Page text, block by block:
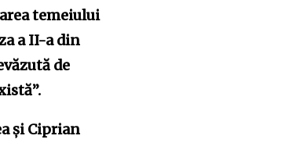
temeiului
a II-a din
de
și Ciprian